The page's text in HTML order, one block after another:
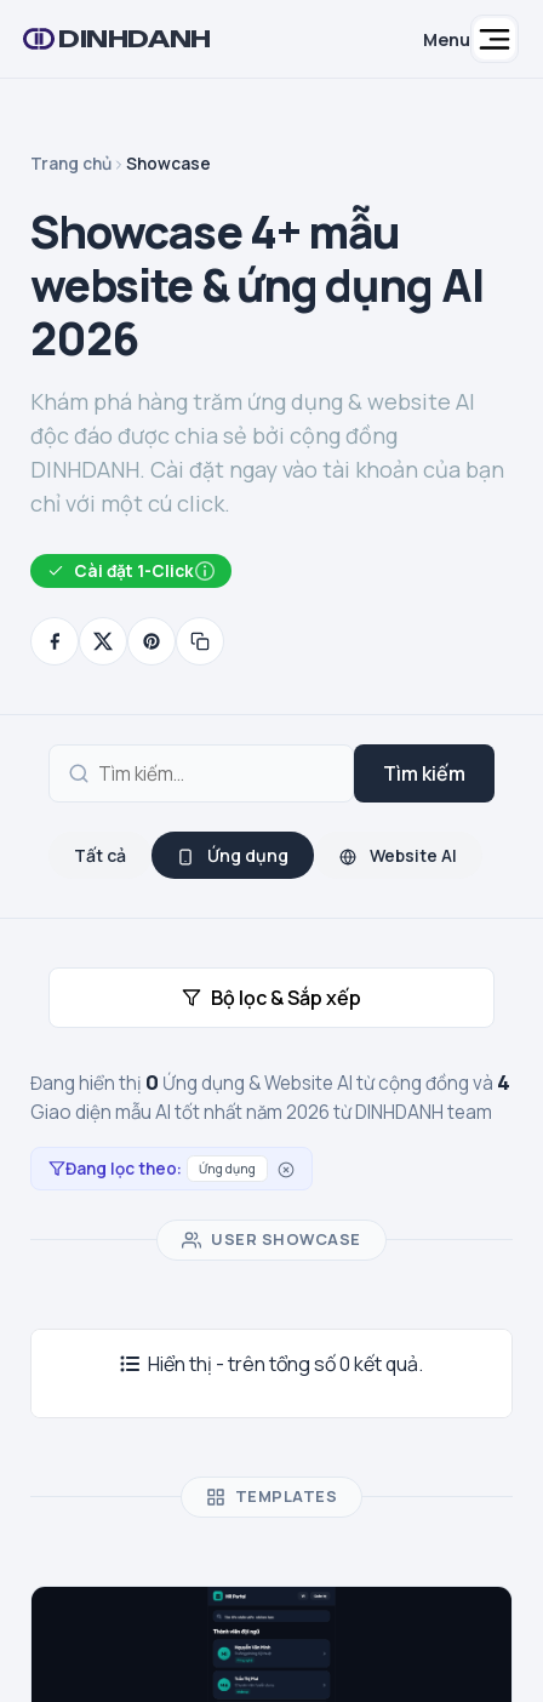
DINHDANH Menu
Trang chủ Showcase
Showcase 4+ mẫu
website & ứng dụng AI
2026
Khám phá hàng trăm ứng dụng & website AI
độc đáo được chia sẻ bởi cộng đồng
DINHDANH. Cài đặt ngay vào tài khoản của bạn
chỉ với một cú click.
Cài đặt 1-Click
Tìm kiếm
Tất cả Ứng dụng Website AI
Bộ lọc & Sắp xếp
Đang hiển thị 0 Ứng dụng & Website AI từ cộng đồng và 4
Giao diện mẫu AI tốt nhất năm 2026 từ DINHDANH team
Đang lọc theo: Ứng dụng
USER SHOWCASE
Hiển thị - trên tổng số 0 kết quả.
TEMPLATES